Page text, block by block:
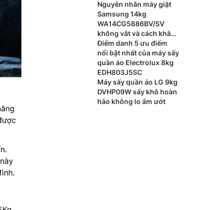
Nguyên nhân máy giặt
Samsung 14kg
WA14CG5886BV/SV
không vắt và cách khắc
phục
Điểm danh 5 ưu điểm
nổi bật nhất của máy sấy
quần áo Electrolux 8kg
EDH803J5SC
Máy sấy quần áo LG 9kg
DVHP09W sấy khô hoàn
hảo không lo ẩm ướt